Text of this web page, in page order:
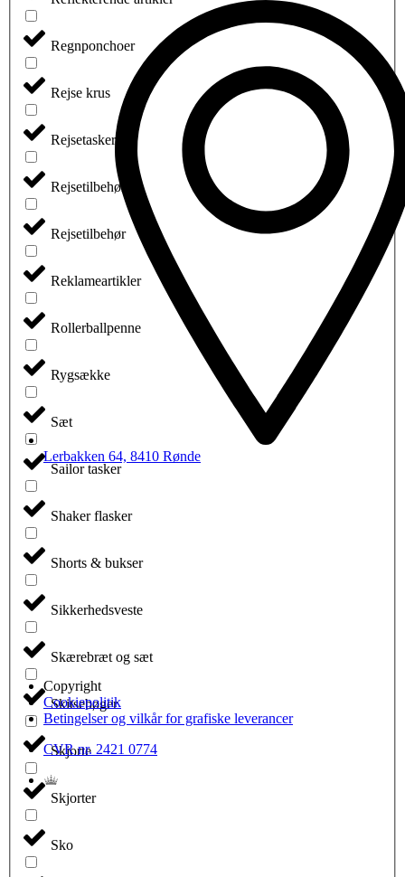
Regnponchoer
Rejse krus
Rejsetasker
Rejsetilbehør
Rejsetilbehør
Reklameartikler
Rollerballpenne
Rygsække
Sæt
Sailor tasker
Shaker flasker
Shorts & bukser
Sikkerhedsveste
Skærebræt og sæt
Skitsebøger
Skjorte
Skjorter
Sko
Lerbakken 64, 8410 Rønde
Copyright
Cookiepolitik
Betingelser og vilkår for grafiske leverancer
CVR nr. 2421 0774